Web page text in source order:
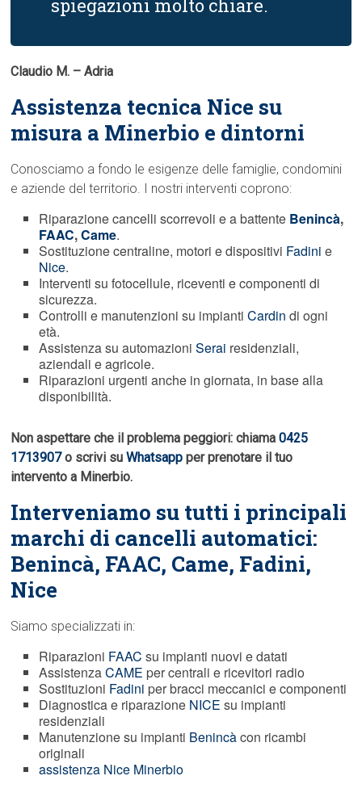
spiegazioni molto chiare.
Claudio M. – Adria
Assistenza tecnica Nice su
misura a Minerbio e dintorni
Conosciamo a fondo le esigenze delle famiglie, condomini
e aziende del territorio. I nostri interventi coprono:
Riparazione cancelli scorrevoli e a battente Benincà,
FAAC,Came.
Sostituzione centraline, motori e dispositivi Fadini e
Nice.
Interventi su fotocellule, riceventi e componenti di
sicurezza.
Controlli e manutenzioni su impiantiCardin di ogni
età.
Assistenza su automazioniSerai residenziali,
aziendali e agricole.
Riparazioni urgenti anche in giornata, in base alla
disponibilità.
Non aspettare che il problema peggiori: chiama0425
1713907o scrivi suWhatsapp per prenotare il tuo
intervento a Minerbio.
Interveniamo su tutti i principali
marchi di cancelli automatici:
Benincà, FAAC, Came, Fadini,
Nice
Siamo specializzati in:
Riparazioni FAAC su impianti nuovi e datati
AssistenzaCAME per centrali e ricevitori radio
Sostituzioni Fadini per bracci meccanici e componenti
Diagnostica e riparazione NICE su impianti
residenziali
Manutenzione su impianti Benincàcon ricambi
originali
assistenza Nice Minerbio